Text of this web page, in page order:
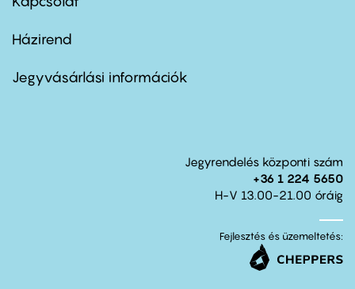
Footer
second
Házirend
Jegyvásárlási információk
Jegyrendelés központi szám
+36 1 224 5650
H-V 13.00-21.00 óráig
Fejlesztés és üzemeltetés: